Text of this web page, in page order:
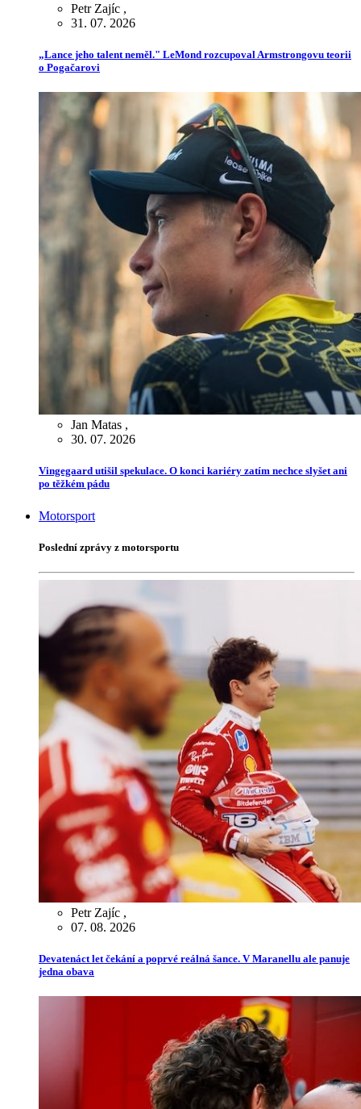
Petr Zajíc ,
31. 07. 2026
„Lance jeho talent neměl." LeMond rozcupoval Armstrongovu teorii
o Pogačarovi
Jan Matas ,
30. 07. 2026
Vingegaard utišil spekulace. O konci kariéry zatím nechce slyšet ani
po těžkém pádu
Motorsport
Poslední zprávy z motorsportu
Petr Zajíc ,
07. 08. 2026
Devatenáct let čekání a poprvé reálná šance. V Maranellu ale panuje
jedna obava